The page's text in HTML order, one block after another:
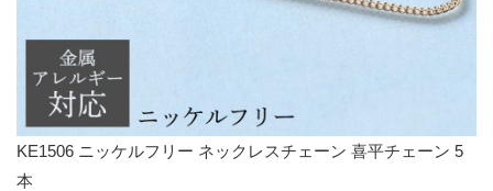
KE1506 ニッケルフリー ネックレスチェーン 喜平チェーン 5
本